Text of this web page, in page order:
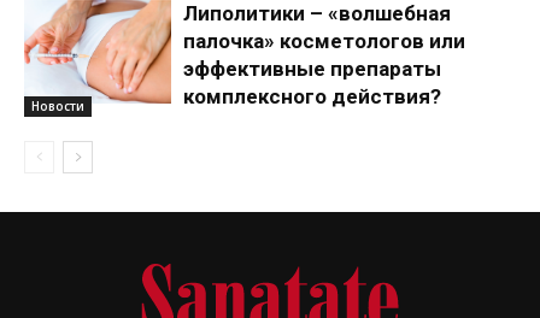
Новости
Липолитики – «волшебная
палочка» косметологов или
эффективные препараты
комплексного действия?